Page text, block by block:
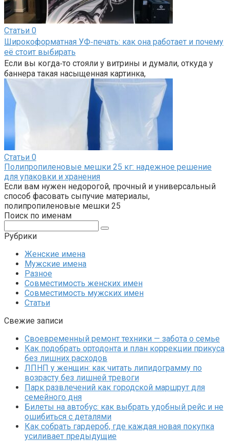
Статьи 0
Широкоформатная УФ‑печать: как она работает и почему
её стоит выбирать
Если вы когда‑то стояли у витрины и думали, откуда у
баннера такая насыщенная картинка,
Статьи 0
Полипропиленовые мешки 25 кг: надежное решение
для упаковки и хранения
Если вам нужен недорогой, прочный и универсальный
способ фасовать сыпучие материалы,
полипропиленовые мешки 25
Поиск по именам
Рубрики
Женские имена
Мужские имена
Разное
Совместимость женских имен
Совместимость мужских имен
Статьи
Свежие записи
Своевременный ремонт техники — забота о семье
Как подобрать ортодонта и план коррекции прикуса
без лишних расходов
ЛПНП у женщин: как читать липидограмму по
возрасту без лишней тревоги
Парк развлечений как городской маршрут для
семейного дня
Билеты на автобус: как выбрать удобный рейс и не
ошибиться с деталями
Как собрать гардероб, где каждая новая покупка
усиливает предыдущие